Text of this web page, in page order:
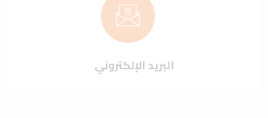
البريد الإلكتروني